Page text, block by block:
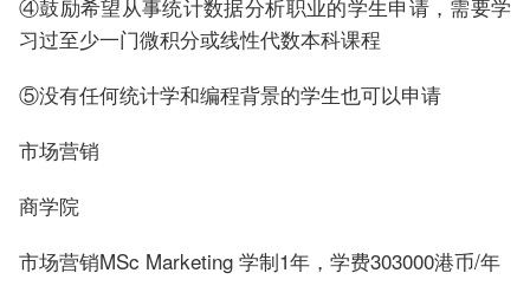
④鼓励希望从事统计数据分析职业的学生申请，需要学
习过至少一门微积分或线性代数本科课程
⑤没有任何统计学和编程背景的学生也可以申请
市场营销
商学院
市场营销MSc Marketing 学制1年，学费303000港币/年